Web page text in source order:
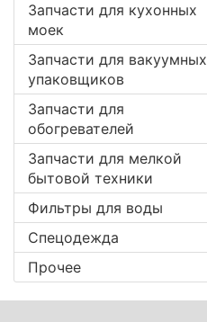
Запчасти для кухонных
моек
Запчасти для вакуумных
упаковщиков
Запчасти для
обогревателей
Запчасти для мелкой
бытовой техники
Фильтры для воды
Спецодежда
Прочее